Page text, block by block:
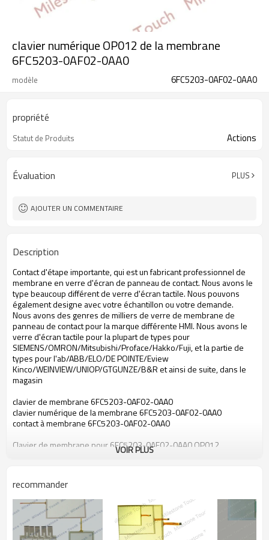
clavier numérique OP012 de la membrane
6FC5203-0AF02-0AA0
modèle 6FC5203-0AF02-0AA0
propriété
Statut de Produits Actions
Évaluation PLUS
AJOUTER UN COMMENTAIRE
Description
Contact d'étape importante, qui est un fabricant professionnel de
membrane en verre d'écran de panneau de contact. Nous avons le
type beaucoup différent de verre d'écran tactile. Nous pouvons
également designe avec votre échantillon ou votre demande.
Nous avons des genres de milliers de verre de membrane de
panneau de contact pour la marque différente HMI. Nous avons le
verre d'écran tactile pour la plupart de types pour
SIEMENS/OMRON/Mitsubishi/Proface/Hakko/Fuji, et la partie de
types pour l'ab/ABB/ELO/DE POINTE/Eview
Kinco/WEINVIEW/UNIOP/GTGUNZE/B&R et ainsi de suite, dans le
magasin
clavier de membrane 6FC5203-0AF02-0AA0
clavier numérique de la membrane 6FC5203-0AF02-0AA0
contact à membrane 6FC5203-0AF02-0AA0
Clavier de membrane pour 6FC5203-0AF02-0AA0 OP012
Clavier numérique de membrane pour 6FC5203-0AF02-0AA0
VOIR PLUS
recommander